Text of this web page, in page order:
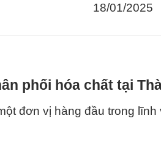
18/01/2025
phối hóa chất tại
đơn vị hàng đầu trong